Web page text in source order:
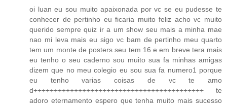
oi luan eu sou muito apaixonada por vc se eu pudesse te
conhecer de pertinho eu ficaria muito feliz acho vc muito
querido sempre quiz ir a um show seu mais a minha mae
nao mi leva mais eu sigo vc bam de pertinho meu quarto
tem um monte de posters seu tem 16 e em breve tera mais
eu tenho o seu caderno sou muito sua fa minhas amigas
dizem que no meu colegio eu sou sua fa numero1 porque
eu tenho varias coisas de vc te amo
d++++++++++++++++++++++++++++++++++++++++++ te
adoro eternamento espero que tenha muito mais sucesso